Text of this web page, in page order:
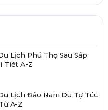
Lịch Phú Thọ Sau Sáp
Tiết A-Z
Lịch Đảo Nam Du Tự Túc
A-Z